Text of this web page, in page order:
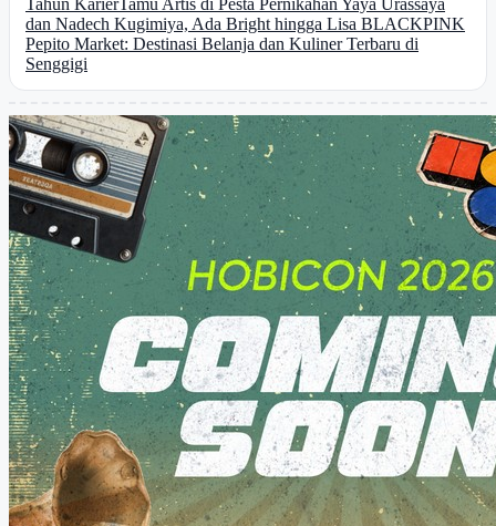
Tahun KarierTamu Artis di Pesta Pernikahan Yaya Urassaya
dan Nadech Kugimiya, Ada Bright hingga Lisa BLACKPINK
Pepito Market: Destinasi Belanja dan Kuliner Terbaru di
Senggigi